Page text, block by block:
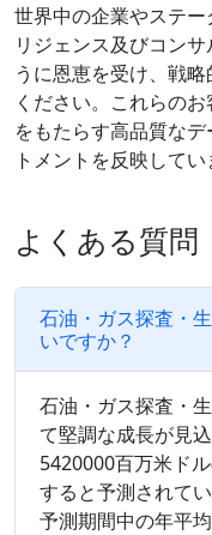
世界中の企業やステ
リジェンス及びコン
うに恩恵を受け、戦
ください。これらの
をもたらす高品質な
トメントを反映してい
よくある質問
石油・ガス探査・
いですか？
石油・ガス探査・
て堅調な成長が見
5420000百万米ド
すると予測されてい
予測期間中の年平